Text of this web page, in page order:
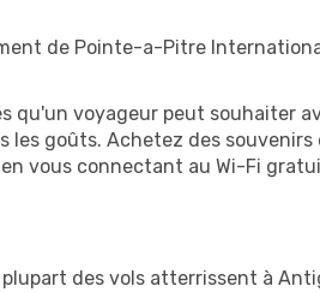
de Pointe-a-Pitre
qu'un voyageur peut souhaiter
goûts. Achetez des
vous connectant au Wi-Fi
des vols atterrissent à